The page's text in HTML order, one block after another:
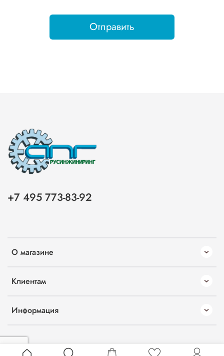
Отправить
О магазине
Клиентам
Информация
+7 495 773-83-92